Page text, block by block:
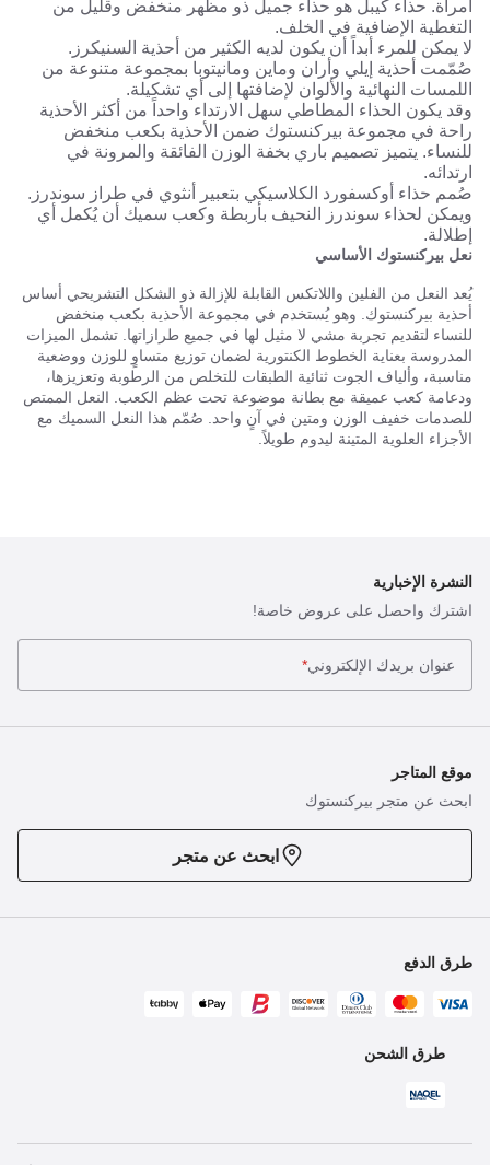
امرأة. حذاء كيبل هو حذاء جميل ذو مظهر منخفض وقليل من
التغطية الإضافية في الخلف.
لا يمكن للمرء أبداً أن يكون لديه الكثير من أحذية السنيكرز.
صُمّمت أحذية إيلي وأران وماين ومانيتوبا بمجموعة متنوعة من
اللمسات النهائية والألوان لإضافتها إلى أي تشكيلة.
وقد يكون الحذاء المطاطي سهل الارتداء واحداً من أكثر الأحذية
راحة في مجموعة بيركنستوك ضمن الأحذية بكعب منخفض
للنساء. يتميز تصميم باري بخفة الوزن الفائقة والمرونة في
ارتدائه.
صُمم حذاء أوكسفورد الكلاسيكي بتعبير أنثوي في طراز سوندرز.
ويمكن لحذاء سوندرز النحيف بأربطة وكعب سميك أن يُكمل أي
إطلالة.
نعل بيركنستوك الأساسي
يُعد النعل من الفلين واللاتكس القابلة للإزالة ذو الشكل التشريحي أساس
أحذية بيركنستوك. وهو يُستخدم في مجموعة الأحذية بكعب منخفض
للنساء لتقديم تجربة مشي لا مثيل لها في جميع طرازاتها. تشمل الميزات
المدروسة بعناية الخطوط الكنتورية لضمان توزيع متساوٍ للوزن ووضعية
مناسبة، وألياف الجوت ثنائية الطبقات للتخلص من الرطوبة وتعزيزها،
ودعامة كعب عميقة مع بطانة موضوعة تحت عظم الكعب. النعل الممتص
للصدمات خفيف الوزن ومتين في آنٍ واحد. صُمّم هذا النعل السميك مع
الأجزاء العلوية المتينة ليدوم طويلاً.
النشرة الإخبارية
اشترك واحصل على عروض خاصة!
عنوان بريدك الإلكتروني*
موقع المتاجر
ابحث عن متجر بيركنستوك
ابحث عن متجر
طرق الدفع
طرق الشحن